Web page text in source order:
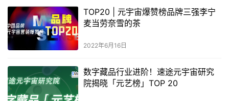
TOP20 | 元宇宙爆赞榜品牌三强李宁
麦当劳奈雪的茶
2022年6月16日
数字藏品行业进阶！速途元宇宙研究
院揭晓「元艺榜」TOP 20